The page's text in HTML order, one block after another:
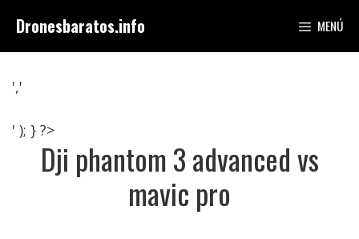
contenido
Dronesbaratos.info MENÚ
','
' ); } ?>
Dji phantom 3 advanced vs
mavic pro